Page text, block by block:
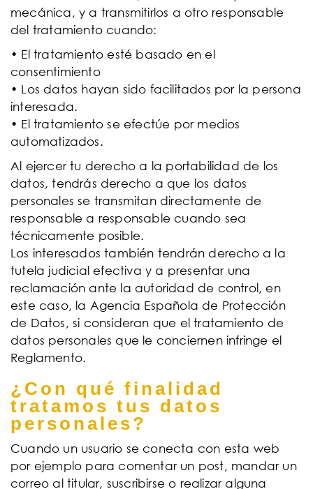
mecánica, y a transmitirlos a otro responsable
del tratamiento cuando:
• El tratamiento esté basado en el
consentimiento
• Los datos hayan sido facilitados por la persona
interesada.
• El tratamiento se efectúe por medios
automatizados.
Al ejercer tu derecho a la portabilidad de los
datos, tendrás derecho a que los datos
personales se transmitan directamente de
responsable a responsable cuando sea
técnicamente posible.
Los interesados también tendrán derecho a la
tutela judicial efectiva y a presentar una
reclamación ante la autoridad de control, en
este caso, la Agencia Española de Protección
de Datos, si consideran que el tratamiento de
datos personales que le conciernen infringe el
Reglamento.
¿Con qué finalidad
tratamos tus datos
personales?
Cuando un usuario se conecta con esta web
por ejemplo para comentar un post, mandar un
correo al titular, suscribirse o realizar alguna